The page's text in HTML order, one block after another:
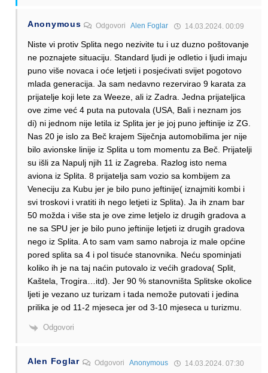
Anonymous OdgovoriAlen Foglar 14.03.2024. 00:09
Niste vi protiv Splita nego nezivite tu i uz duzno poštovanje
ne poznajete situaciju. Standard ljudi je odletio i ljudi imaju
puno više novaca i oće letjeti i posjećivati svijet pogotovo
mlada generacija. Ja sam nedavno rezervirao 9 karata za
prijatelje koji lete za Weeze, ali iz Zadra. Jedna prijateljica
ove zime već 4 puta na putovala (USA, Bali i neznam jos
di) ni jednom nije letila iz Splita jer je joj puno jeftinije iz ZG.
Nas 20 je islo za Beč krajem Siječnja automobilima jer nije
bilo avionske linije iz Splita u tom momentu za Beč. Prijatelji
su išli za Napulj njih 11 iz Zagreba. Razlog isto nema
aviona iz Splita. 8 prijatelja sam vozio sa kombijem za
Veneciju za Kubu jer je bilo puno jeftinije( iznajmiti kombi i
svi troskovi i vratiti ih nego letjeti iz Splita). Ja ih znam bar
50 možda i više sta je ove zime letjelo iz drugih gradova a
ne sa SPU jer je bilo puno jeftinije letjeti iz drugih gradova
nego iz Splita. A to sam vam samo nabroja iz male općine
pored splita sa 4 i pol tisuće stanovnika. Neću spominjati
koliko ih je na taj naćin putovalo iz većih gradova( Split,
Kaštela, Trogira…itd). Jer 90 % stanovništa Splitske okolice
ljeti je vezano uz turizam i tada nemože putovati i jedina
prilika je od 11-2 mjeseca jer od 3-10 mjeseca u turizmu.
Odgovori
Alen Foglar Odgovori Anonymous 14.03.2024. 07:30